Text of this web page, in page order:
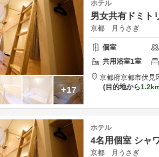
+17
ホテル
男女共有ドミト
京都 月うさぎ
個室
共用浴室1室
京都府京都市伏見
目的地から
ホテル
4名用個室 シャ
京都 月うさぎ